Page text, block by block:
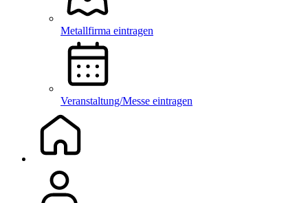
Metallfirma eintragen
Veranstaltung/Messe eintragen